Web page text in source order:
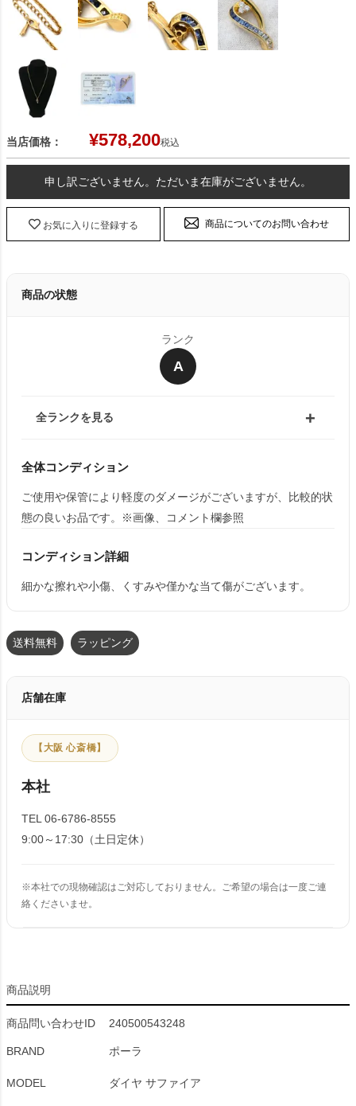
当店価格： ¥578,200税込
申し訳ございません。ただいま在庫がございません。
お気に入りに登録する 商品についてのお問い合わせ
商品の状態
ランク
A
全ランクを見る
全体コンディション
ご使用や保管により軽度のダメージがございますが、比較的状
態の良いお品です。※画像、コメント欄参照
コンディション詳細
細かな擦れや小傷、くすみや僅かな当て傷がございます。
送料無料 ラッピング
店舗在庫
【大阪 心斎橋】
本社
TEL 06-6786-8555
9:00～17:30（土日定休）
※本社での現物確認はご対応しておりません。ご希望の場合は一度ご連
絡くださいませ。
商品説明
商品問い合わせID 240500543248
BRAND ポーラ
MODEL ダイヤ サファイア